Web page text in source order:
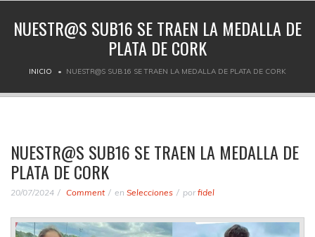
NUESTR@S SUB16 SE TRAEN LA MEDALLA DE
PLATA DE CORK
INICIO NUESTR@S SUB16 SE TRAEN LA MEDALLA DE PLATA DE CORK
NUESTR@S SUB16 SE TRAEN LA MEDALLA DE
PLATA DE CORK
20/07/2024 Comment en Selecciones porfidel